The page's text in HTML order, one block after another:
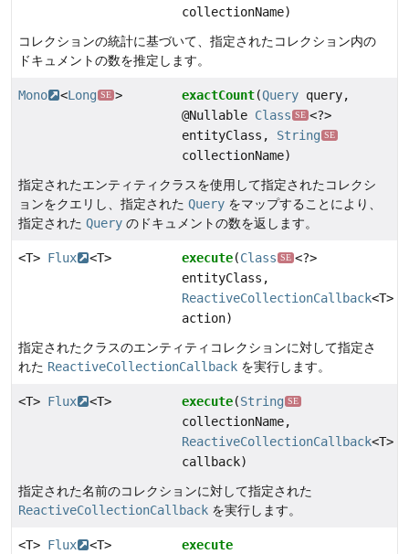
collectionName)
コレクションの統計に基づいて、指定されたコレクション内の
ドキュメントの数を推定します。
Mono <Long SE > exactCount(Query query,
@Nullable Class SE <?>
entityClass, String SE
collectionName)
指定されたエンティティクラスを使用して指定されたコレクシ
ョンをクエリし、指定された Query をマップすることにより、
指定された Query のドキュメントの数を返します。
<T> Flux <T> execute(Class SE <?>
entityClass,
ReactiveCollectionCallback<T>
action)
指定されたクラスのエンティティコレクションに対して指定さ
れた ReactiveCollectionCallback を実行します。
<T> Flux <T> execute(String SE
collectionName,
ReactiveCollectionCallback<T>
callback)
指定された名前のコレクションに対して指定された
ReactiveCollectionCallback を実行します。
<T> Flux <T>
execute